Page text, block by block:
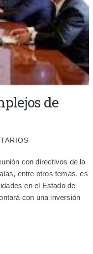
de
con directivos de la
entre otros temas, es
en el Estado de
con una inversión